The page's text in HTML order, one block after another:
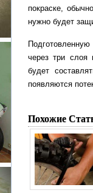
покраске,
нужно будет
через три слоя
будет
появляются
Похожие